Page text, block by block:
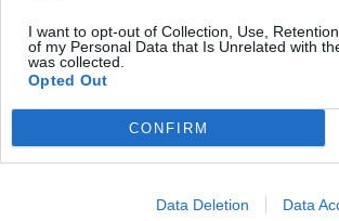
I want to opt-out of Collection, Use,
of my Personal Data that Is Unrelated with
was collected.
Opted Out
CONFIRM
Data Deletion Data